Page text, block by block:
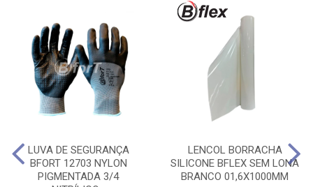
LUVA DE SEGURANÇA
BFORT 12703 NYLON
PIGMENTADA 3/4
LENCOL BORRACHA
SILICONE BFLEX SEM LONA
BRANCO 01,6X1000MM